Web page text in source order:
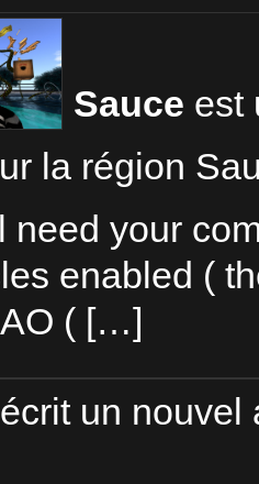
Sauce est
la région
need your
enabled (
( […]
un